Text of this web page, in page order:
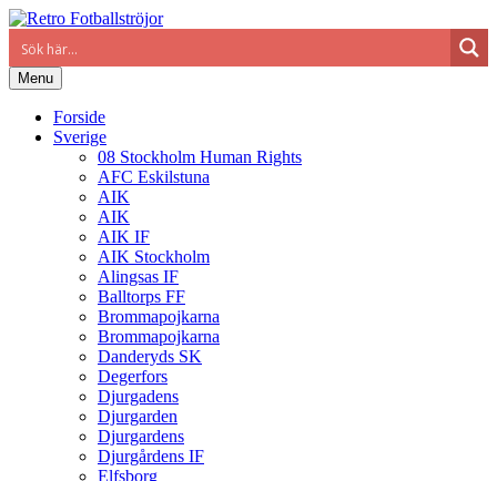
Menu
Forside
Sverige
08 Stockholm Human Rights
AFC Eskilstuna
AIK
AIK
AIK IF
AIK Stockholm
Alingsas IF
Balltorps FF
Brommapojkarna
Brommapojkarna
Danderyds SK
Degerfors
Djurgadens
Djurgarden
Djurgardens
Djurgårdens IF
Elfsborg